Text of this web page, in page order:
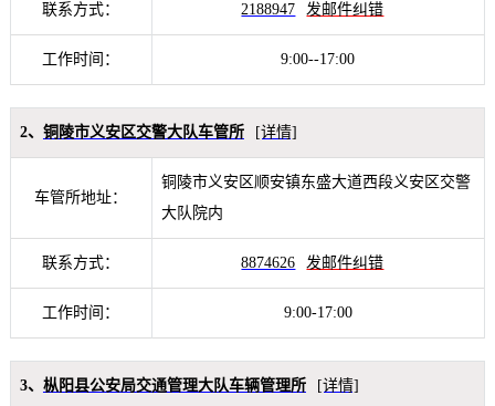
联系方式： 2188947 发邮件纠错
工作时间： 9:00--17:00
2、 铜陵市义安区交警大队车管所 [详情]
车管所地址：
铜陵市义安区顺安镇东盛大道西段义安区交警
大队院内
联系方式： 8874626 发邮件纠错
工作时间： 9:00-17:00
3、 枞阳县公安局交通管理大队车辆管理所 [详情]